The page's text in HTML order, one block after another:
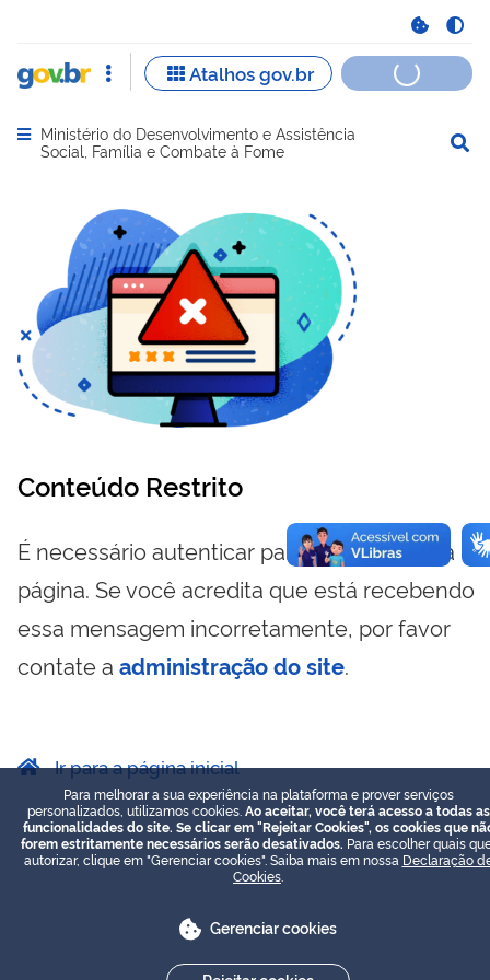
Abrir menu principal de navegação
Ministério do Desenvolvimento e Assistência
Social, Família e Combate à Fome
Conteúdo Restrito
É necessário autenticar para visualizar essa
página. Se você acredita que está recebendo
essa mensagem incorretamente, por favor
contate a administração do site.
Ir para a página inicial
Para melhorar a sua experiência na plataforma e prover serviços
personalizados, utilizamos cookies. Ao aceitar, você terá acesso a todas as
funcionalidades do site. Se clicar em "Rejeitar Cookies", os cookies que
forem estritamente necessários serão desativados. Para escolher quais
autorizar, clique em "Gerenciar cookies". Saiba mais em nossa Declaração
Cookies
Gerenciar cookies